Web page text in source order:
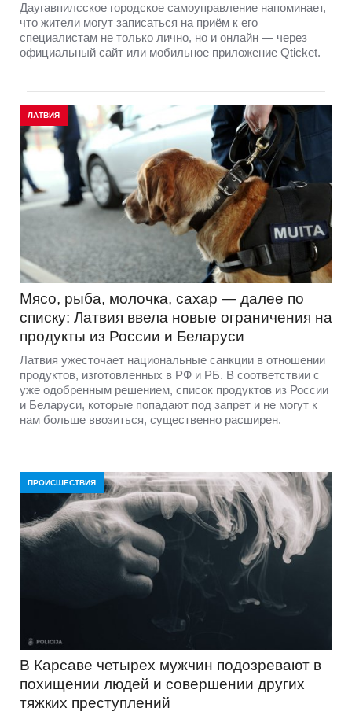
Даугавпилсское городское самоуправление напоминает,
что жители могут записаться на приём к его
специалистам не только лично, но и онлайн — через
официальный сайт или мобильное приложение Qticket.
ЛАТВИЯ
Мясо, рыба, молочка, сахар — далее по
списку: Латвия ввела новые ограничения на
продукты из России и Беларуси
Латвия ужесточает национальные санкции в отношении
продуктов, изготовленных в РФ и РБ. В соответствии с
уже одобренным решением, список продуктов из России
и Беларуси, которые попадают под запрет и не могут к
нам больше ввозиться, существенно расширен.
ПРОИСШЕСТВИЯ
В Карсаве четырех мужчин подозревают в
похищении людей и совершении других
тяжких преступлений